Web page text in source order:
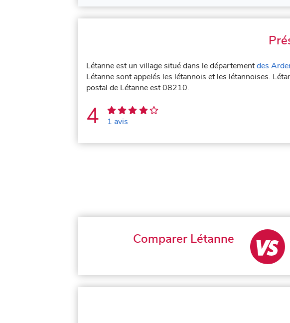
Létanne est un village situé dans le départementdes
Létanne sont appelés les létannois et les létannoises.
postal de Létanne est 08210.
4 1 avis
Comparer Létanne